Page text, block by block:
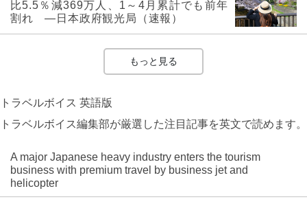
比5.5％減369万人、1～4月累計でも前年
割れ ―日本政府観光局（速報）
もっと見る
トラベルボイス 英語版
トラベルボイス編集部が厳選した注目記事を英文で読めます。
A major Japanese heavy industry enters the tourism
business with premium travel by business jet and
helicopter